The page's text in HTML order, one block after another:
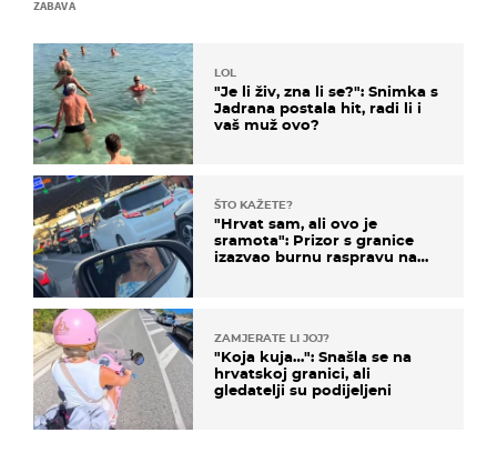
ZABAVA
LOL
"Je li živ, zna li se?": Snimka s
Jadrana postala hit, radi li i
vaš muž ovo?
ŠTO KAŽETE?
"Hrvat sam, ali ovo je
sramota": Prizor s granice
izazvao burnu raspravu na
ZAMJERATE LI JOJ?
"Koja kuja…": Snašla se na
hrvatskoj granici, ali
gledatelji su podijeljeni